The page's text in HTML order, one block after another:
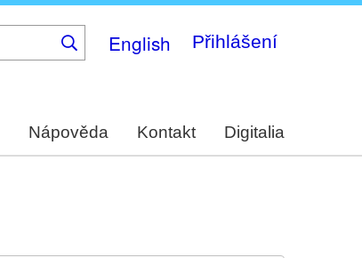
English Přihlášení
Nápověda Kontakt Digitalia